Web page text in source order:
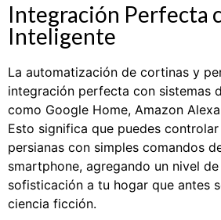
Integración Perfecta
Inteligente
La automatización de cortinas y
integración perfecta con sistemas
como Google Home, Amazon
Esto significa que puedes
persianas con simples comandos
smartphone, agregando un nivel
sofisticación a tu hogar que antes
ciencia ficción.